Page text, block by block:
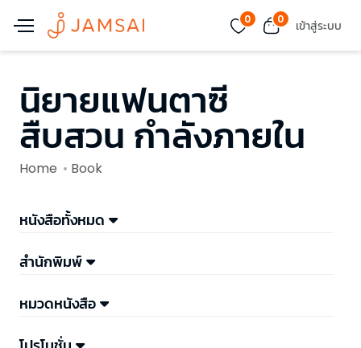
0 0 เข้าสู่ระบบ
นิยายแฟนตาซี
สืบสวน กำลังภายใน
Home Book
หนังสือทั้งหมด
สำนักพิมพ์
หมวดหนังสือ